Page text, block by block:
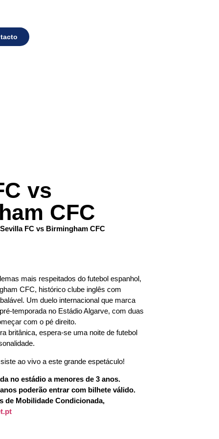
vs
CFC
FC vs Birmingham CFC
mais respeitados do futebol espanhol,
CFC, histórico clube inglês com
Um duelo internacional que marca
temporada no Estádio Algarve, com duas
com o pé direito.
britânica, espera-se uma noite de futebol
ao vivo a este grande espetáculo!
no estádio a menores de 3 anos.
poderão entrar com bilhete válido.
de Mobilidade Condicionada,